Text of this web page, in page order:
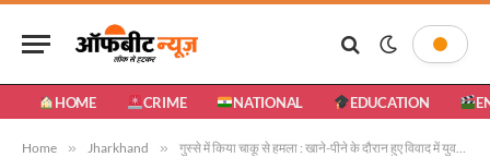
HOME CRIME NATIONAL EDUCATION
Home » Jharkhand » गुस्से में किया चाकू से हमला : खाने-पीने के दौरान हुए विवाद में युवक की हत्या, दो आरोपी गिरफ्तार